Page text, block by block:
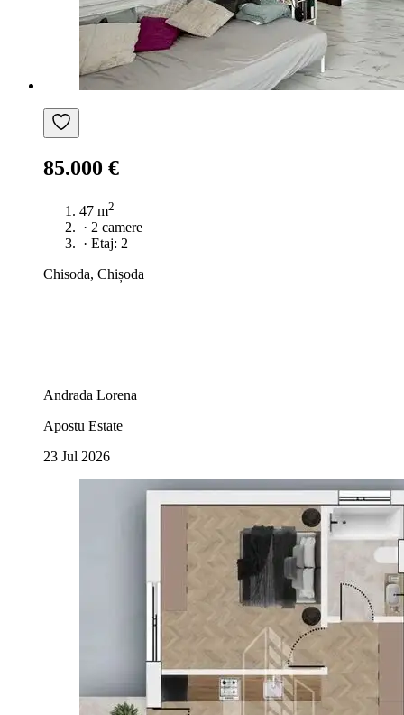
85.000 €
47 m2
· 2 camere
· Etaj: 2
Chisoda, Chișoda
Andrada Lorena
Apostu Estate
23 Jul 2026